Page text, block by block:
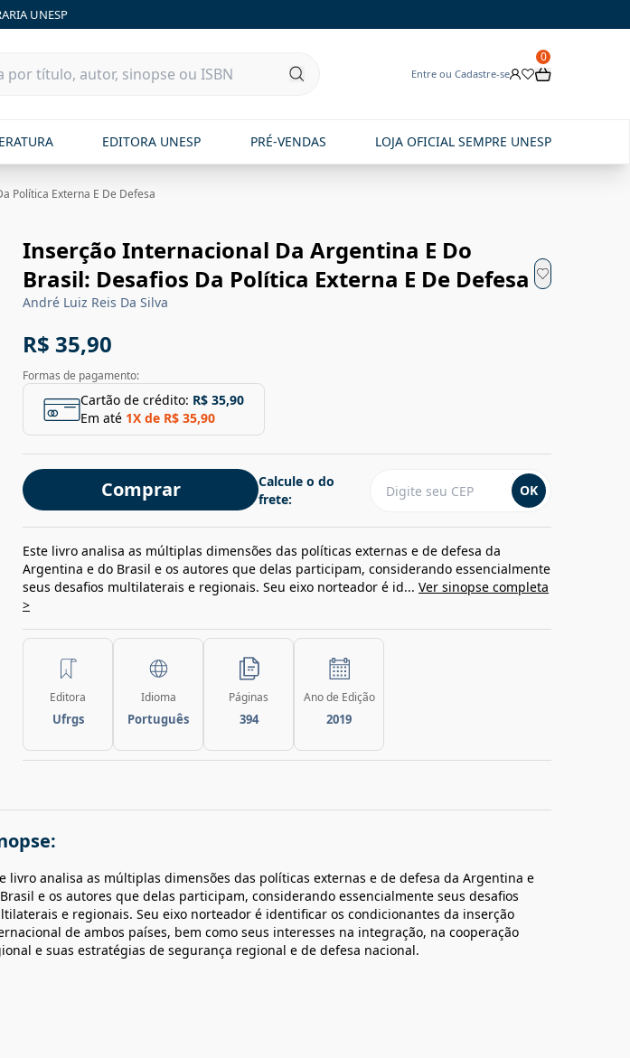
UNESP
Entre ou Cadastre-se
0
EDITORA UNESP PRÉ-VENDAS LOJA OFICIAL SEMPRE UNESP
Política Externa E De Defesa
Inserção Internacional Da Argentina E Do
Brasil: Desafios Da Política Externa E De Defesa
André Luiz Reis Da Silva
R$ 35,90
Formas de pagamento:
Cartão de crédito: R$ 35,90
Em até 1X de R$ 35,90
Comprar
Calcule o do
frete:
OK
Este livro analisa as múltiplas dimensões das políticas externas e de defesa da
Argentina e do Brasil e os autores que delas participam, considerando essencialmente
seus desafios multilaterais e regionais. Seu eixo norteador é id... Ver sinopse completa
>
Editora
Ufrgs
Idioma
Português
Páginas
394
Ano de Edição
2019
livro analisa as múltiplas dimensões das políticas externas e de defesa da Argentina e
e os autores que delas participam, considerando essencialmente seus desafios
e regionais. Seu eixo norteador é identificar os condicionantes da inserção
de ambos países, bem como seus interesses na integração, na cooperação
e suas estratégias de segurança regional e de defesa nacional.